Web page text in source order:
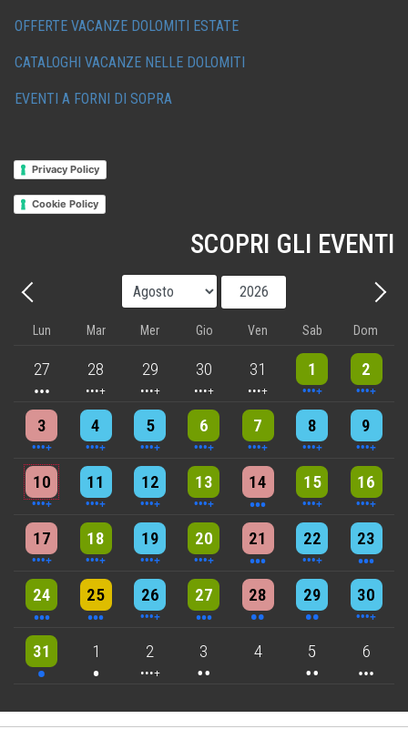
OFFERTE VACANZE DOLOMITI ESTATE
CATALOGHI VACANZE NELLE DOLOMITI
EVENTI A FORNI DI SOPRA
Privacy Policy
Cookie Policy
SCOPRI GLI EVENTI
Precedente - Mese
Anno
Lun Mar Mer Gio Ven Sab Dom
27
3 events 28
4 events 29
5 events 30
5 events 31
5 events 1
9 events 2
8 events
3
4 events 4
4 events 5
7 events 6
6 events 7
5 events 8
7 events 9
8 events
10
5 events 11
7 events 12
6 events 13
9 events 14
3 events 15
7 events 16
4 events
17
5 events 18
6 events 19
7 events 20
6 events 21
3 events 22
4 events 23
3 events
24
3 events 25
3 events 26
6 events 27
3 events 28
2 events 29
2 events 30
4 events
31
One event 1
One event 2
4 events 3
2 events 4 5
2 events 6
3 events